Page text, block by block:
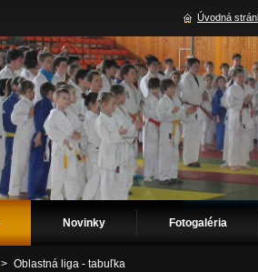
Novinky Fotogaléria
> Oblastná liga - tabuľka
Úvodná